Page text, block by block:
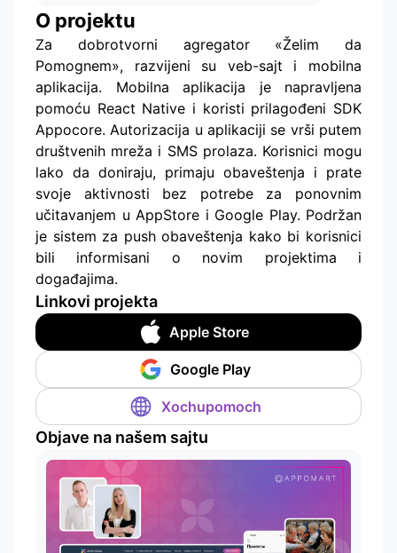
O projektu
Za dobrotvorni agregator «Želim da
Pomognem», razvijeni su veb-sajt i mobilna
aplikacija. Mobilna aplikacija je napravljena
pomoću React Native i koristi prilagođeni SDK
Appocore. Autorizacija u aplikaciji se vrši putem
društvenih mreža i SMS prolaza. Korisnici mogu
lako da doniraju, primaju obaveštenja i prate
svoje aktivnosti bez potrebe za ponovnim
učitavanjem u AppStore i Google Play. Podržan
je sistem za push obaveštenja kako bi korisnici
bili informisani o novim projektima i
događajima.
Linkovi projekta
Apple Store
Google Play
Xochupomoch
Objave na našem sajtu